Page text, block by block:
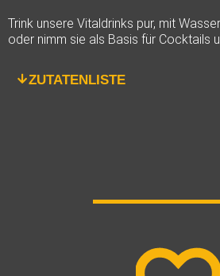
Trink unsere Vitaldrinks pur, mit
oder nimm sie als Basis für Cocktails
ZUTATENLISTE